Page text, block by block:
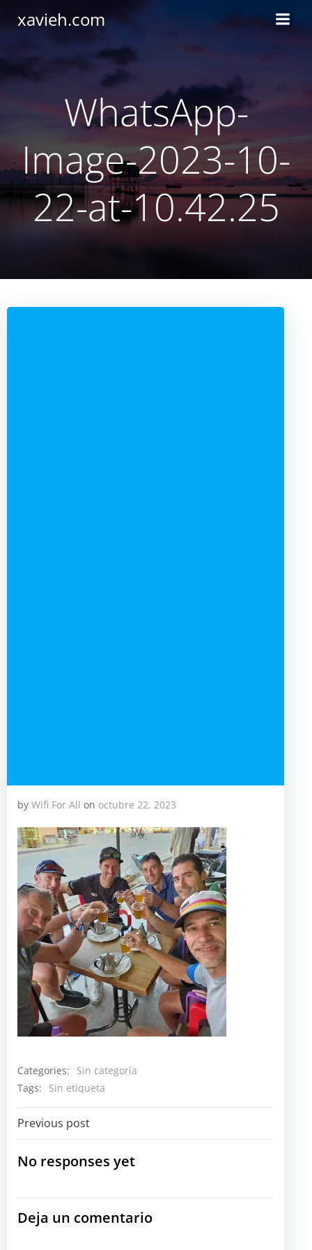
xavieh.com
WhatsApp-
Image-2023-10-
22-at-10.42.25
by Wifi For All on octubre 22, 2023
Categories:
Sin categoría
Tags:
Sin etiqueta
Navegación
por
entradas
Previous post
No responses yet
Deja un comentario